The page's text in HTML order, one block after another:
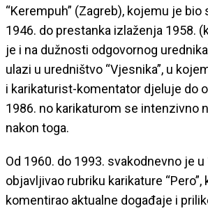
“Kerempuh” (Zagreb), kojemu je bio
1946. do prestanka izlaženja 1958.
je i na dužnosti odgovornog
ulazi u uredništvo “Vjesnika”, u
i karikaturist-komentator djeluje do
1986. no karikaturom se intenzivno
nakon toga.
Od 1960. do 1993. svakodnevno je u
objavljivao rubriku karikature
komentirao aktualne događaje i